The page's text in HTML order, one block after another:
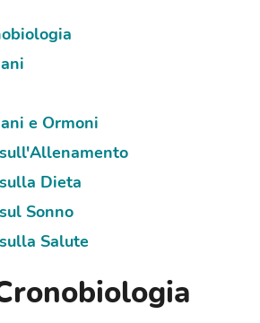
e Ormoni
Dieta
Sonno
Salute